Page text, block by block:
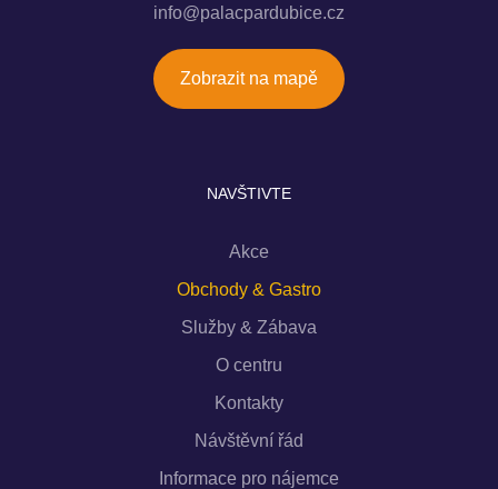
info@palacpardubice.cz
Zobrazit na mapě
NAVŠTIVTE
Akce
Obchody & Gastro
Služby & Zábava
O centru
Kontakty
Návštěvní řád
Informace pro nájemce